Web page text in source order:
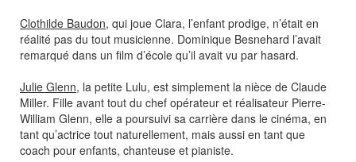
Clothilde Baudon, qui joue Clara, l’enfant prodige, n’était en
réalité pas du tout musicienne. Dominique Besnehard l’avait
remarqué dans un film d’école qu’il avait vu par hasard.
Julie Glenn, la petite Lulu, est simplement la nièce de Claude
Miller. Fille avant tout du chef opérateur et réalisateur Pierre-
William Glenn, elle a poursuivi sa carrière dans le cinéma, en
tant qu’actrice tout naturellement, mais aussi en tant que
coach pour enfants, chanteuse et pianiste.